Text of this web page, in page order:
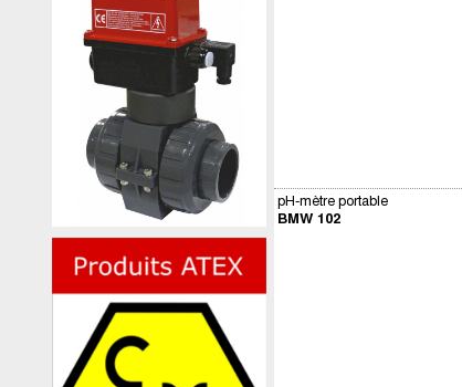
pH-mètre portable
BMW 102